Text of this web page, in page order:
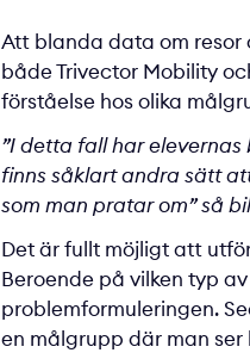
Att blanda data om resor
både Trivector Mobility
förståelse hos olika
”I detta fall har
finns såklart andra sätt
som man pratar om” så
Det är fullt möjligt att
Beroende på vilken typ
problemformuleringen.
en målgrupp där man